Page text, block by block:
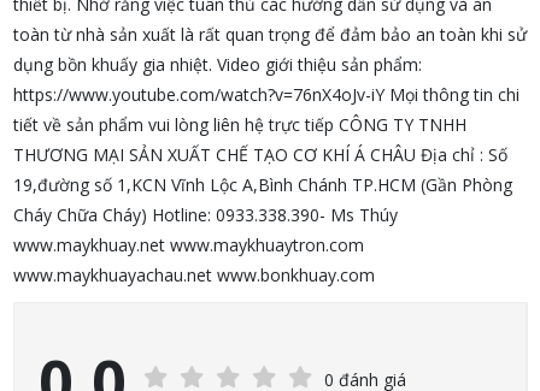
toàn từ nhà sản xuất là rất quan trọng để đảm bảo an toàn khi sử
dụng bồn khuấy gia nhiệt. Video giới thiệu sản phẩm:
https://www.youtube.com/watch?v=76nX4oJv-iY Mọi thông tin chi
tiết về sản phẩm vui lòng liên hệ trực tiếp CÔNG TY TNHH
THƯƠNG MẠI SẢN XUẤT CHẾ TẠO CƠ KHÍ Á CHÂU Địa chỉ : Số
19,đường số 1,KCN Vĩnh Lộc A,Bình Chánh TP.HCM (Gần Phòng
Cháy Chữa Cháy) Hotline: 0933.338.390- Ms Thúy
www.maykhuay.net www.maykhuaytron.com
www.maykhuayachau.net www.bonkhuay.com
0 đánh giá